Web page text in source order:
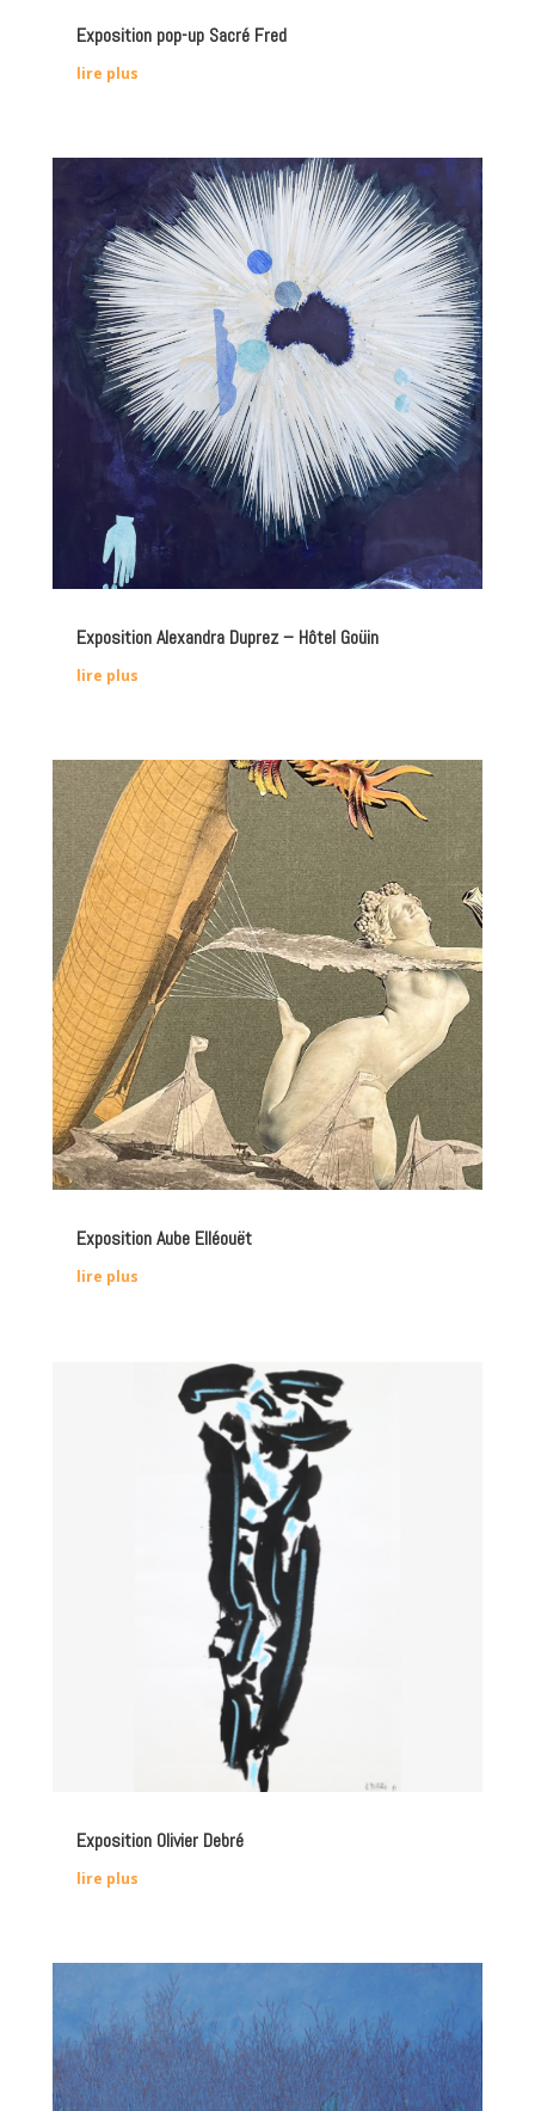
Exposition pop-up Sacré Fred
lire plus
Exposition Alexandra Duprez – Hôtel Goüin
lire plus
Exposition Aube Elléouët
lire plus
Exposition Olivier Debré
lire plus